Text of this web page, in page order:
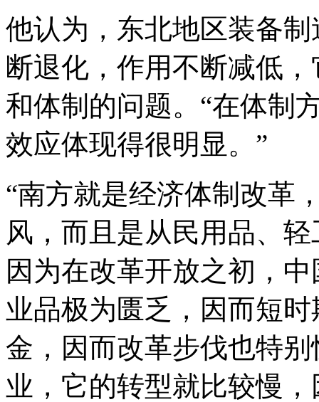
他认为，东北地区装备
断退化，作用不断减低
和体制的问题。“在体制
效应体现得很明显。”
“南方就是经济体制改革
风，而且是从民用品、
因为在改革开放之初，
业品极为匮乏，因而短
金，因而改革步伐也特
业，它的转型就比较慢